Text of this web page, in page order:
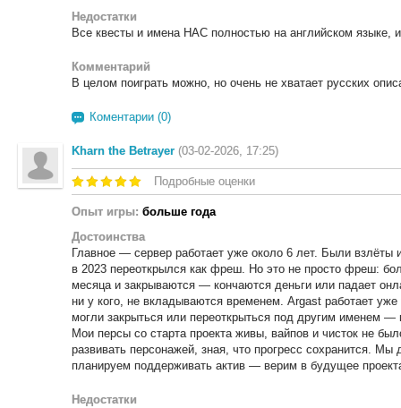
Недостатки
Все квесты и имена НАС полностью на английском языке,
Комментарий
В целом поиграть можно, но очень не хватает русских
Коментарии (0)
Kharn the Betrayer (03-02-2026, 17:25)
Подробные оценки
Опыт игры: больше года
Достоинства
Главное — сервер работает уже около 6 лет. Были взлёты
в 2023 переоткрылся как фреш. Но это не просто фреш:
месяца и закрываются — кончаются деньги или падает
ни у кого, не вкладываются временем. Argast работает уже
могли закрыться или переоткрыться под другим именем —
Мои персы со старта проекта живы, вайпов и чисток не
развивать персонажей, зная, что прогресс сохранится.
планируем поддерживать актив — верим в будущее
Недостатки